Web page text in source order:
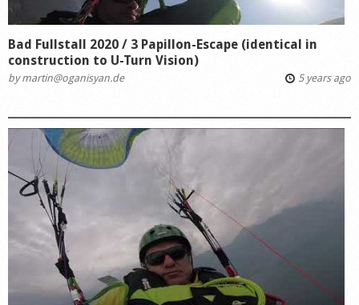
Bad Fullstall 2020 / 3 Papillon-Escape (identical in
construction to U-Turn Vision)
bymartin@oganisyan.de 5 years ago